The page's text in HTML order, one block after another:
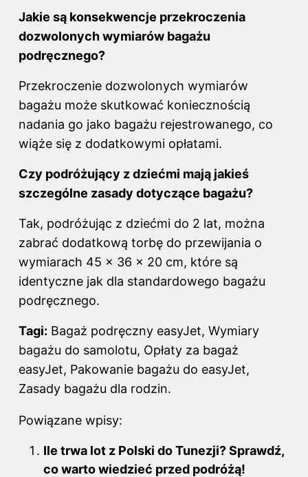
Jakie są konsekwencje przekroczenia
dozwolonych wymiarów bagażu
podręcznego?
Przekroczenie dozwolonych wymiarów
bagażu może skutkować koniecznością
nadania go jako bagażu rejestrowanego, co
wiąże się z dodatkowymi opłatami.
Czy podróżujący z dziećmi mają jakieś
szczególne zasady dotyczące bagażu?
Tak, podróżując z dziećmi do 2 lat, można
zabrać dodatkową torbę do przewijania o
wymiarach 45 x 36 x 20 cm, które są
identyczne jak dla standardowego bagażu
podręcznego.
Tagi: Bagaż podręczny easyJet, Wymiary
bagażu do samolotu, Opłaty za bagaż
easyJet, Pakowanie bagażu do easyJet,
Zasady bagażu dla rodzin.
Powiązane wpisy:
Ile trwa lot z Polski do Tunezji? Sprawdź,
co warto wiedzieć przed podróżą!